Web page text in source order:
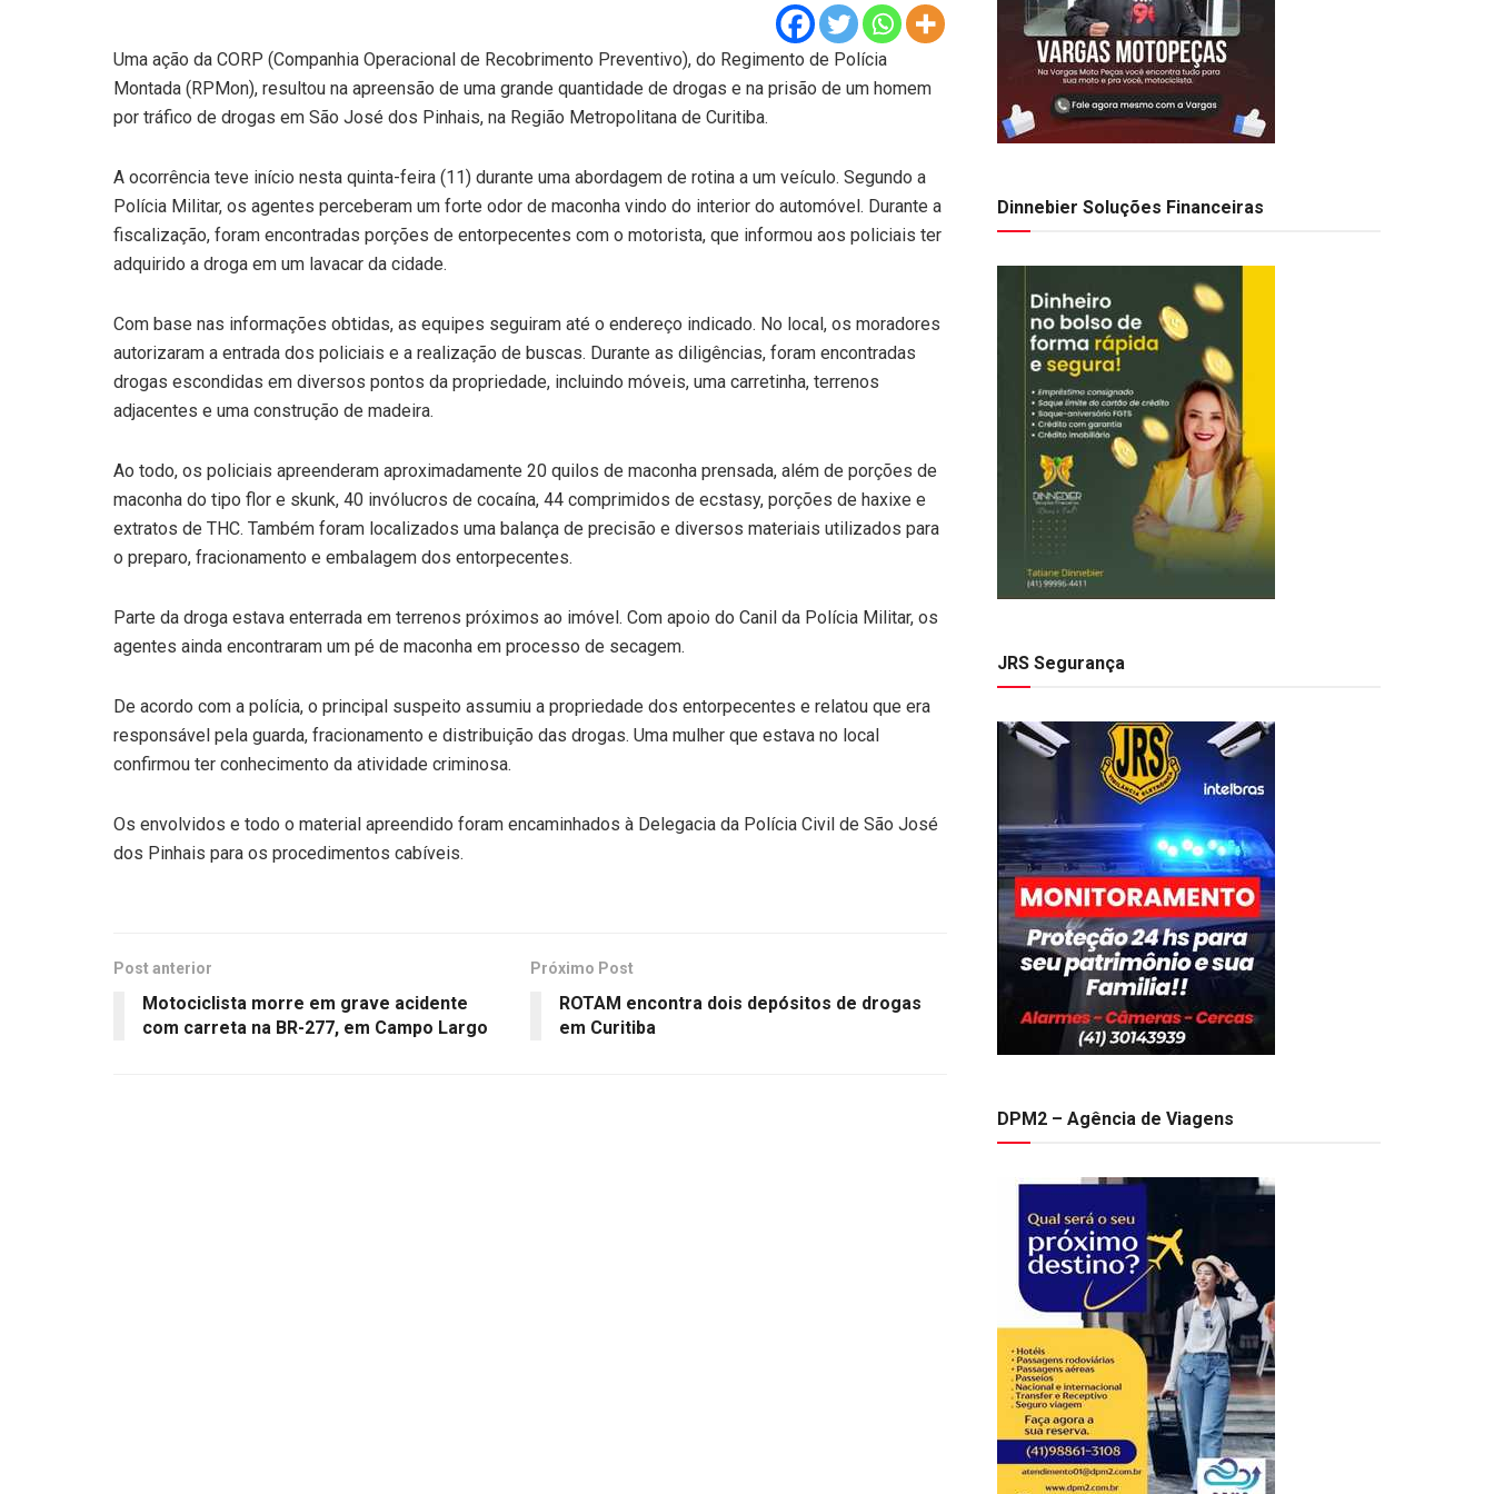
Uma ação da CORP (Companhia Operacional de Recobrimento Preventivo), do Regimento de Polícia
Montada (RPMon), resultou na apreensão de uma grande quantidade de drogas e na prisão de um homem
por tráfico de drogas em São José dos Pinhais, na Região Metropolitana de Curitiba.
A ocorrência teve início nesta quinta-feira (11) durante uma abordagem de rotina a um veículo. Segundo a
Polícia Militar, os agentes perceberam um forte odor de maconha vindo do interior do automóvel. Durante a
fiscalização, foram encontradas porções de entorpecentes com o motorista, que informou aos policiais ter
adquirido a droga em um lavacar da cidade.
Com base nas informações obtidas, as equipes seguiram até o endereço indicado. No local, os moradores
autorizaram a entrada dos policiais e a realização de buscas. Durante as diligências, foram encontradas
drogas escondidas em diversos pontos da propriedade, incluindo móveis, uma carretinha, terrenos
adjacentes e uma construção de madeira.
Ao todo, os policiais apreenderam aproximadamente 20 quilos de maconha prensada, além de porções de
maconha do tipo flor e skunk, 40 invólucros de cocaína, 44 comprimidos de ecstasy, porções de haxixe e
extratos de THC. Também foram localizados uma balança de precisão e diversos materiais utilizados para
o preparo, fracionamento e embalagem dos entorpecentes.
Parte da droga estava enterrada em terrenos próximos ao imóvel. Com apoio do Canil da Polícia Militar, os
agentes ainda encontraram um pé de maconha em processo de secagem.
De acordo com a polícia, o principal suspeito assumiu a propriedade dos entorpecentes e relatou que era
responsável pela guarda, fracionamento e distribuição das drogas. Uma mulher que estava no local
confirmou ter conhecimento da atividade criminosa.
Os envolvidos e todo o material apreendido foram encaminhados à Delegacia da Polícia Civil de São José
dos Pinhais para os procedimentos cabíveis.
Post anterior
Motociclista morre em grave acidente
com carreta na BR-277, em Campo Largo
Próximo Post
ROTAM encontra dois depósitos de drogas
em Curitiba
Dinnebier Soluções Financeiras
JRS Segurança
DPM2 – Agência de Viagens